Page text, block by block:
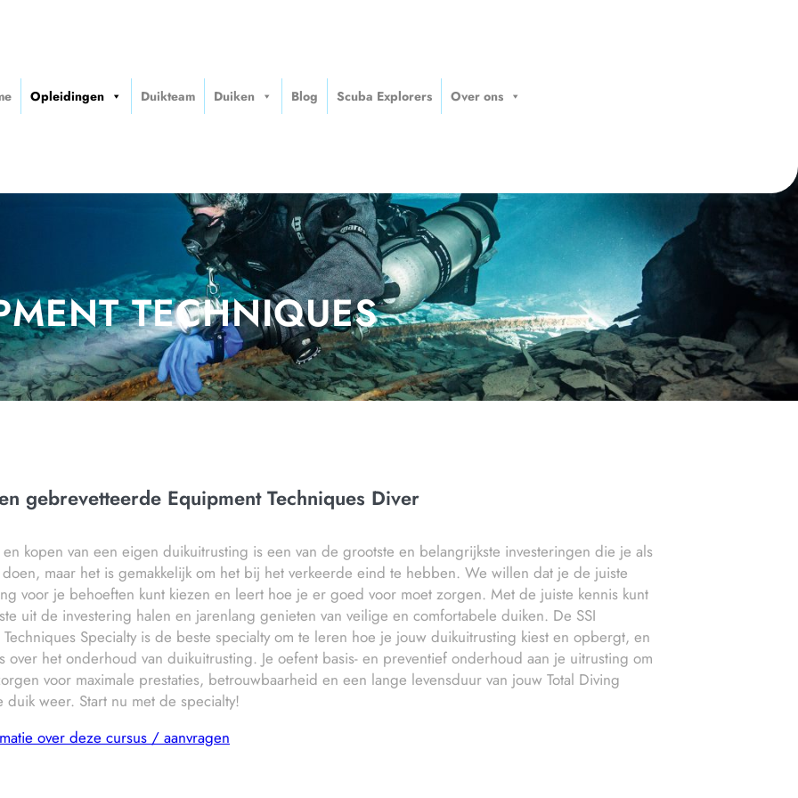
Opleidingen Duikteam Duiken Blog Scuba Explorers Over ons
TECHNIQUES
gebrevetteerde Equipment Techniques Diver
kopen van een eigen duikuitrusting is een van de grootste en belangrijkste investeringen die je als
maar het is gemakkelijk om het bij het verkeerde eind te hebben. We willen dat je de juiste
voor je behoeften kunt kiezen en leert hoe je er goed voor moet zorgen. Met de juiste kennis kunt
uit de investering halen en jarenlang genieten van veilige en comfortabele duiken. De SSI
Techniques Specialty is de beste specialty om te leren hoe je jouw duikuitrusting kiest en opbergt, en
over het onderhoud van duikuitrusting. Je oefent basis- en preventief onderhoud aan je uitrusting om
voor maximale prestaties, betrouwbaarheid en een lange levensduur van jouw Total Diving
duik weer. Start nu met de specialty!
over deze cursus / aanvragen